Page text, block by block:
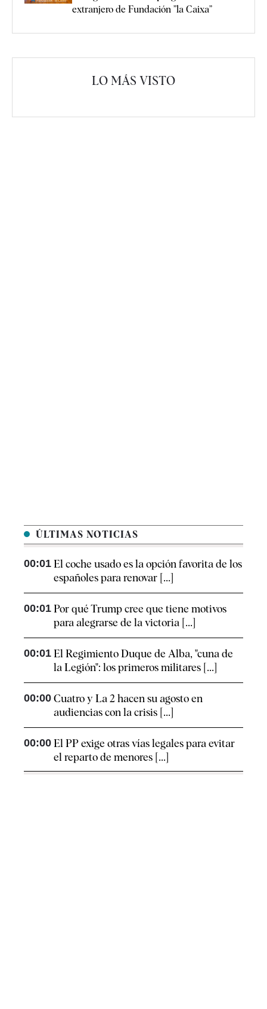
extranjero de Fundación ”la Caixa”
LO MÁS VISTO
ÚLTIMAS NOTICIAS
00:01 El coche usado es la opción favorita de los
españoles para renovar [...]
00:01 Por qué Trump cree que tiene motivos
para alegrarse de la victoria [...]
00:01 El Regimiento Duque de Alba, "cuna de
la Legión": los primeros militares [...]
00:00 Cuatro y La 2 hacen su agosto en
audiencias con la crisis [...]
00:00 El PP exige otras vías legales para evitar
el reparto de menores [...]